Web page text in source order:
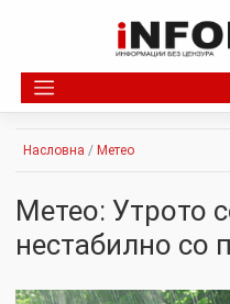
Насловна / Метео
Метео: Утрото
нестабилно со